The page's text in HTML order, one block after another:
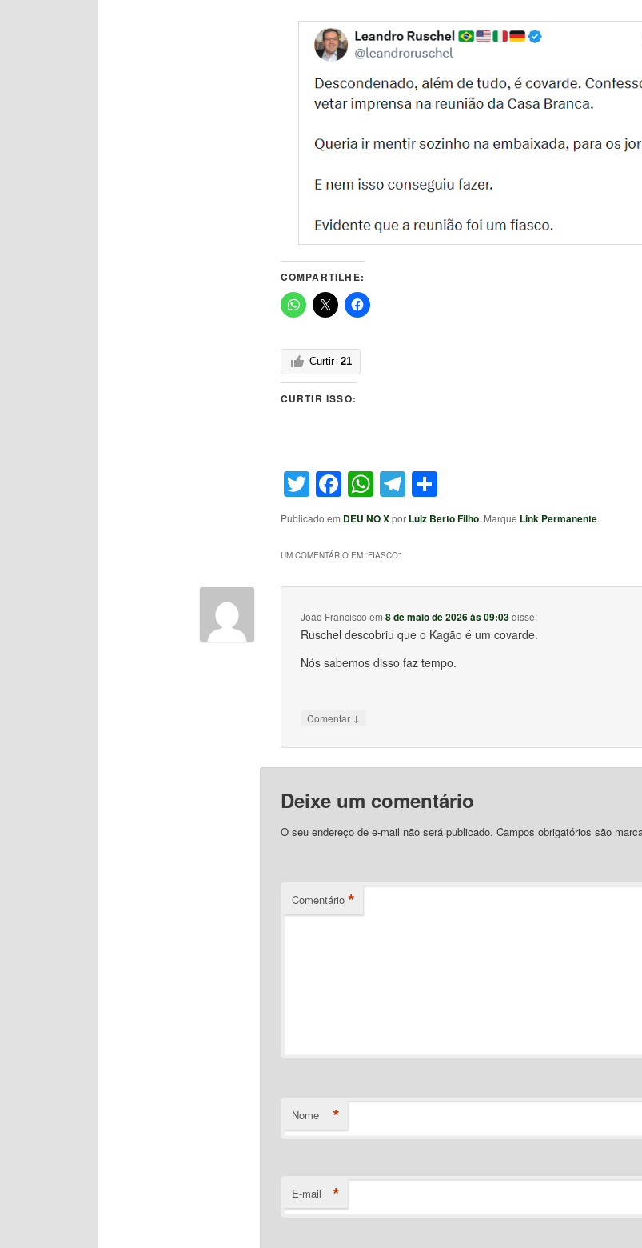
COMPARTILHE:
Curtir 21
CURTIR ISSO:
Twitter
Facebook
WhatsApp
Telegram
Share
Publicado em DEU NO Xpor Luiz Berto Filho. Marque Link Permanente.
UM COMENTÁRIO EM “FIASCO”
João Francisco em8 de maio de 2026 às 09:03disse:
Ruschel descobriu que o Kagão é um covarde.
Nós sabemos disso faz tempo.
Comentar ↓
Deixe um comentário
O seu endereço de e-mail não será publicado. Campos obrigatórios são
Comentário *
Nome *
E-mail *